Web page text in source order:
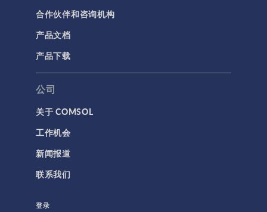
合作伙伴和咨询机构
产品文档
产品下载
公司
关于 COMSOL
工作机会
新闻报道
联系我们
登录